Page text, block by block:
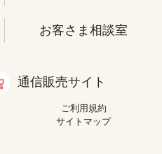
お客さま相談室
通信販売サイト
ご利用規約
サイトマップ